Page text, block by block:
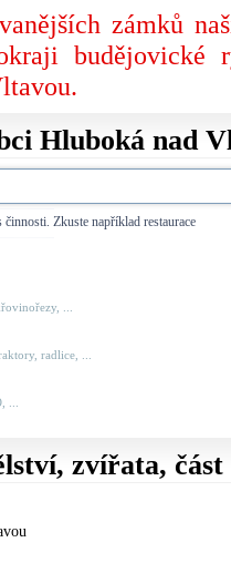
zámků
budějovické
Hluboká nad
Zkuste například restaurace
...
radlice, ...
...
zvířata,